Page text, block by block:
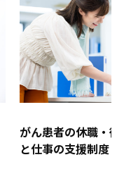
がん患者の休職・
と仕事の支援制度